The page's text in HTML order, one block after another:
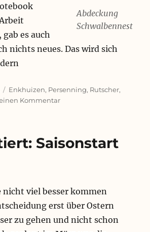
Abdeckung
Schwalbennest
es auch
nichts neues. Das wird sich
Schlagwörter
Enkhuizen, Persenning, Rutscher,
Kommentarzu
Saisonstart
nicht viel besser kommen
erst über Ostern
zu gehen und nicht schon